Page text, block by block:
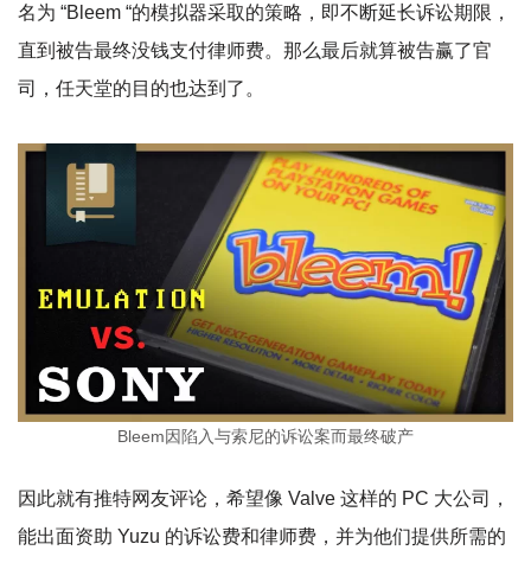
名为 “Bleem “的模拟器采取的策略，即不断延长诉讼期限，
直到被告最终没钱支付律师费。那么最后就算被告赢了官
司，任天堂的目的也达到了。
Bleem因陷入与索尼的诉讼案而最终破产
因此就有推特网友评论，希望像 Valve 这样的 PC 大公司，
能出面资助 Yuzu 的诉讼费和律师费，并为他们提供所需的